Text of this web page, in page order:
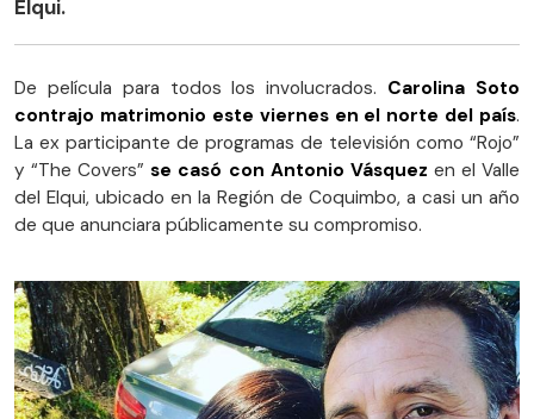
Elqui.
De película para todos los involucrados. Carolina Soto
contrajo matrimonio este viernes en el norte del país.
La ex participante de programas de televisión como “Rojo”
y “The Covers”se casó con Antonio Vásquez en el Valle
del Elqui, ubicado en la Región de Coquimbo, a casi un año
de que anunciara públicamente su compromiso.